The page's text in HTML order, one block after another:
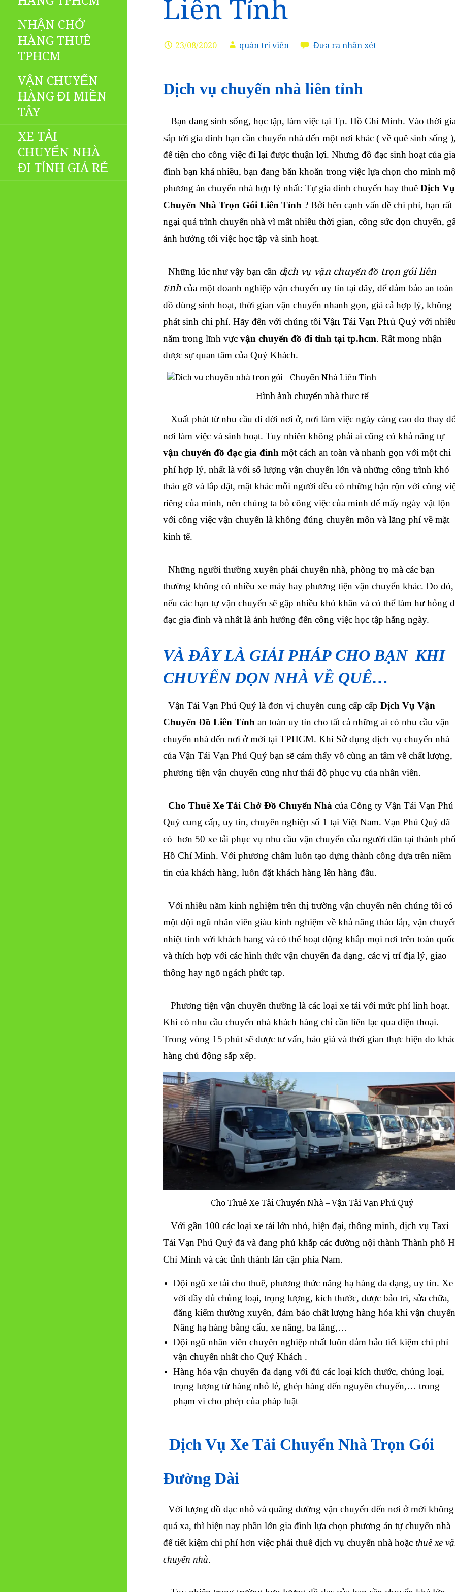
NHẬN CHỞ
HÀNG THUÊ
TPHCM
VẬN CHUYỂN
HÀNG ĐI MIỀN
TÂY
XE TẢI
CHUYỂN NHÀ
ĐI TỈNH GIÁ RẺ
Liên Tỉnh
23/08/2020 quản trị viên Đưa ra nhận xét
Dịch vụ chuyển nhà liên tỉnh
Bạn đang sinh sống, học tập, làm việc tại Tp. Hồ Chí Minh. Vào thời
sắp tới gia đình bạn cần chuyển nhà đến một nơi khác ( về quê sinh sống
để tiện cho công việc đi lại được thuận lợi. Nhưng đồ đạc sinh hoạt của gia
đình bạn khá nhiều, bạn đang băn khoăn trong việc lựa chọn cho mình
phương án chuyển nhà hợp lý nhất: Tự gia đình chuyển hay thuê Dịch Vụ
Chuyển Nhà Trọn Gói Liên Tỉnh ? Bởi bên cạnh vấn đề chi phí, bạn rất
ngại quá trình chuyển nhà vì mất nhiều thời gian, công sức dọn chuyển,
ảnh hưởng tới việc học tập và sinh hoạt.
Những lúc như vậy bạn cần dịch vụ vận chuyển đồ trọn gói liên
tỉnh của một doanh nghiệp vận chuyển uy tín tại đây, để đảm bảo an toàn
đồ dùng sinh hoạt, thời gian vận chuyển nhanh gọn, giá cả hợp lý, không
phát sinh chi phí. Hãy đến với chúng tôi Vận Tải Vạn Phú Quý với
năm trong lĩnh vực vận chuyển đồ đi tỉnh tại tp.hcm. Rất mong nhận
được sự quan tâm của Quý Khách.
Hình ảnh chuyển nhà thực tế
Xuất phát từ nhu cầu di dời nơi ở, nơi làm việc ngày càng cao do thay
nơi làm việc và sinh hoạt. Tuy nhiên không phải ai cũng có khả năng tự
vận chuyển đồ đạc gia đình một cách an toàn và nhanh gọn với một chi
phí hợp lý, nhất là với số lượng vận chuyển lớn và những công trình khó
tháo gỡ và lắp đặt, mặt khác mỗi người đều có những bận rộn với công
riêng của mình, nên chúng ta bỏ công việc của mình để mấy ngày vật lộn
với công việc vận chuyển là không đúng chuyên môn và lãng phí về mặt
kinh tế.
Những người thường xuyên phải chuyển nhà, phòng trọ mà các bạn
thường không có nhiều xe máy hay phương tiện vận chuyển khác. Do đó,
nếu các bạn tự vận chuyển sẽ gặp nhiều khó khăn và có thể làm hư hỏng
đạc gia đình và nhất là ảnh hưởng đến công việc học tập hằng ngày.
VÀ ĐÂY LÀ GIẢI PHÁP CHO BẠN KHI
CHUYỂN DỌN NHÀ VỀ QUÊ…
Vận Tải Vạn Phú Quý là đơn vị chuyên cung cấp cấp Dịch Vụ Vận
Chuyển Đồ Liên Tỉnh an toàn uy tín cho tất cả những ai có nhu cầu vận
chuyển nhà đến nơi ở mới tại TPHCM. Khi Sử dụng dịch vụ chuyển nhà
của Vận Tải Vạn Phú Quý bạn sẽ cảm thấy vô cùng an tâm về chất lượng,
phương tiện vận chuyển cũng như thái độ phục vụ của nhân viên.
Cho Thuê Xe Tải Chở Đồ Chuyển Nhà của Công ty Vận Tải Vạn Phú
Quý cung cấp, uy tín, chuyên nghiệp số 1 tại Việt Nam. Vạn Phú Quý đã
có hơn 50 xe tải phục vụ nhu cầu vận chuyển của người dân tại thành
Hồ Chí Minh. Với phương châm luôn tạo dựng thành công dựa trên niềm
tin của khách hàng, luôn đặt khách hàng lên hàng đầu.
Với nhiều năm kinh nghiệm trên thị trường vận chuyển nên chúng tôi có
một đội ngũ nhân viên giàu kinh nghiệm về khả năng tháo lắp, vận
nhiệt tình với khách hang và có thể hoạt động khắp mọi nơi trên toàn
và thích hợp với các hình thức vận chuyển đa dạng, các vị trí địa lý, giao
thông hay ngõ ngách phức tạp.
Phương tiện vận chuyển thường là các loại xe tải với mức phí linh hoạt.
Khi có nhu cầu chuyển nhà khách hàng chỉ cần liên lạc qua điện thoại.
Trong vòng 15 phút sẽ được tư vấn, báo giá và thời gian thực hiện do
hàng chủ động sắp xếp.
Cho Thuê Xe Tải Chuyển Nhà – Vận Tải Vạn Phú Quý
Với gần 100 các loại xe tải lớn nhỏ, hiện đại, thông minh, dịch vụ Taxi
Tải Vạn Phú Quý đã và đang phủ khắp các đường nội thành Thành phố
Chí Minh và các tỉnh thành lân cận phía Nam.
Đội ngũ xe tải cho thuê, phương thức nâng hạ hàng đa dạng, uy tín. Xe
với đầy đủ chủng loại, trọng lượng, kích thước, được bảo trì, sửa chữa,
đăng kiểm thường xuyên, đảm bảo chất lượng hàng hóa khi vận
Nâng hạ hàng bằng cẩu, xe nâng, ba lăng,…
Đội ngũ nhân viên chuyên nghiệp nhất luôn đảm bảo tiết kiệm chi phí
vận chuyển nhất cho Quý Khách .
Hàng hóa vận chuyển đa dạng với đủ các loại kích thước, chủng loại,
trọng lượng từ hàng nhỏ lẻ, ghép hàng đến nguyên chuyến,… trong
phạm vi cho phép của pháp luật
Dịch Vụ Xe Tải Chuyển Nhà Trọn Gói
Đường Dài
Với lượng đồ đạc nhỏ và quãng đường vận chuyển đến nơi ở mới không
quá xa, thì hiện nay phần lớn gia đình lựa chọn phương án tự chuyển nhà
để tiết kiệm chi phí hơn việc phải thuê dịch vụ chuyển nhà hoặc thuê xe
chuyển nhà.